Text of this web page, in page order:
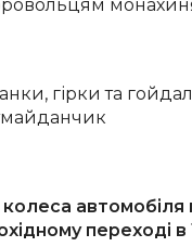
гірки та
колеса
переході